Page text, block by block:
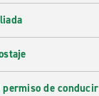
de conducir